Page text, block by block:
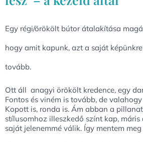
Egy régi/örökölt bútor átalakítása
hogy amit kapunk, azt a saját
tovább.
Ott áll anagyi örökölt kredence, egy
Fontos és viném is tovább, de
Kopott is, ronda is. Ám abban a
stílusomhoz illeszkedő színt kap,
saját jelenemmé válik. Így mentem